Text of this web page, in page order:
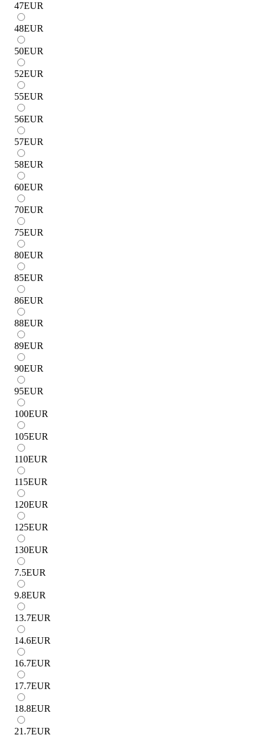
47EUR
48EUR
50EUR
52EUR
55EUR
56EUR
57EUR
58EUR
60EUR
70EUR
75EUR
80EUR
85EUR
86EUR
88EUR
89EUR
90EUR
95EUR
100EUR
105EUR
110EUR
115EUR
120EUR
125EUR
130EUR
7.5EUR
9.8EUR
13.7EUR
14.6EUR
16.7EUR
17.7EUR
18.8EUR
21.7EUR